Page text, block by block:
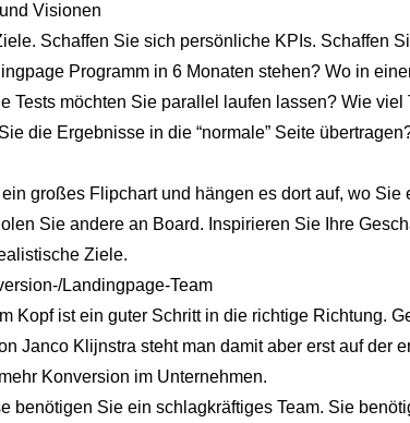
Visionen
Schaffen Sie sich persönliche KPIs. Schaffen
Programm in 6 Monaten stehen? Wo in
Tests möchten Sie parallel laufen lassen? Wie
die Ergebnisse in die “normale” Seite
großes Flipchart und hängen es dort auf, wo Sie
Sie andere an Board. Inspirieren Sie Ihre
Ziele.
Landingpage-Team
Kopf ist ein guter Schritt in die richtige Richtung.
Janco Klijnstra steht man damit aber erst auf der
Konversion im Unternehmen.
benötigen Sie ein schlagkräftiges Team. Sie